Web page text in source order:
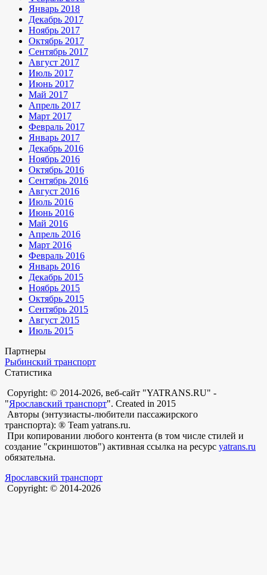
Январь 2018
Декабрь 2017
Ноябрь 2017
Октябрь 2017
Сентябрь 2017
Август 2017
Июль 2017
Июнь 2017
Май 2017
Апрель 2017
Март 2017
Февраль 2017
Январь 2017
Декабрь 2016
Ноябрь 2016
Октябрь 2016
Сентябрь 2016
Август 2016
Июль 2016
Июнь 2016
Май 2016
Апрель 2016
Март 2016
Февраль 2016
Январь 2016
Декабрь 2015
Ноябрь 2015
Октябрь 2015
Сентябрь 2015
Август 2015
Июль 2015
Партнеры
Рыбинский транспорт
Статистика
Copyright: © 2014-2026, веб-сайт "YATRANS.RU" -
"Ярославский транспорт". Created in 2015
Авторы (энтузиасты-любители пассажирского
транспорта): ® Team yatrans.ru.
При копировании любого контента (в том числе стилей и
создание "скриншотов") активная ссылка на ресурс yatrans.ru
обязательна.
Ярославский транспорт
Copyright: © 2014-2026